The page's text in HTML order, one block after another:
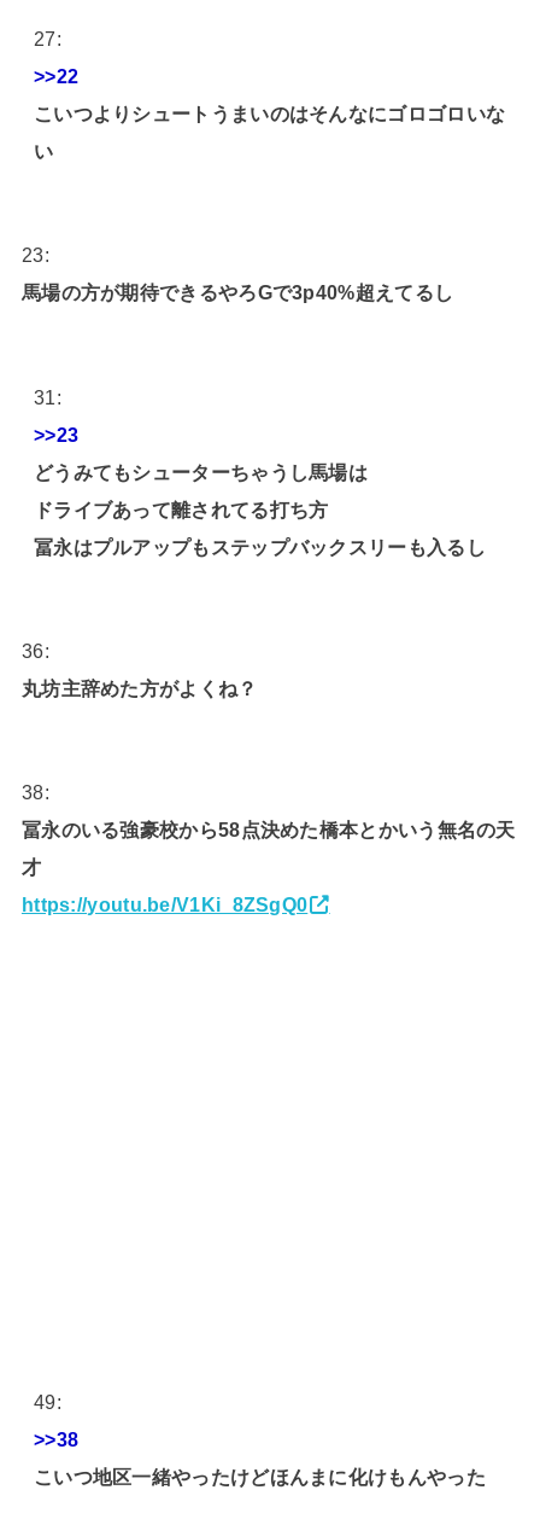
27:
>>22
こいつよりシュートうまいのはそんなにゴロゴロいな
い
23:
馬場の方が期待できるやろGで3p40%超えてるし
31:
>>23
どうみてもシューターちゃうし馬場は
ドライブあって離されてる打ち方
冨永はプルアップもステップバックスリーも入るし
36:
丸坊主辞めた方がよくね？
38:
冨永のいる強豪校から58点決めた橋本とかいう無名の天
才
https://youtu.be/V1Ki_8ZSgQ0
49:
>>38
こいつ地区一緒やったけどほんまに化けもんやった